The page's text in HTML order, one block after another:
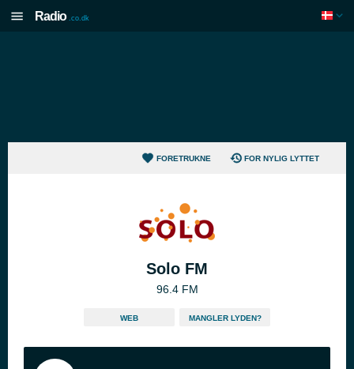
Radio .co.dk
FORETRUKNE FOR NYLIG LYTTET
Solo FM
96.4 FM
WEB MANGLER LYDEN?